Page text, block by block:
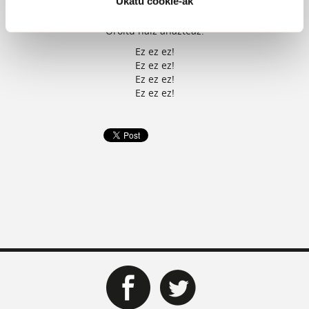
Bete nauten memoriak banitu,
Oroitu naiz ahazteaz.
Ez ez ez!
Ez ez ez!
Ez ez ez!
Ez ez ez!